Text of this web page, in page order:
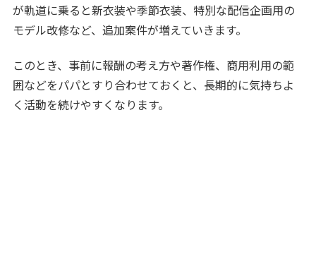
が軌道に乗ると新衣装や季節衣装、特別な配信企画用の
モデル改修など、追加案件が増えていきます。
このとき、事前に報酬の考え方や著作権、商用利用の範
囲などをパパとすり合わせておくと、長期的に気持ちよ
く活動を続けやすくなります。